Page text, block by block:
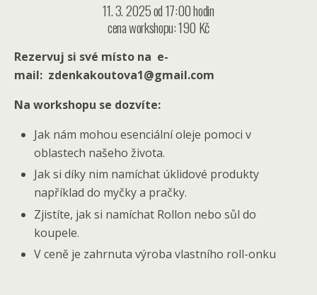
11. 3. 2025 od 17:00 hodin
cena workshopu: 190 Kč
Rezervuj si své místo na e-
mail: zdenkakoutova1@gmail.com
Na workshopu se dozvíte:
Jak nám mohou esenciální oleje pomoci v
oblastech našeho života.
Jak si díky nim namíchat úklidové produkty
například do myčky a pračky.
Zjistíte, jak si namíchat Rollon nebo sůl do
koupele.
V ceně je zahrnuta výroba vlastního roll-onku